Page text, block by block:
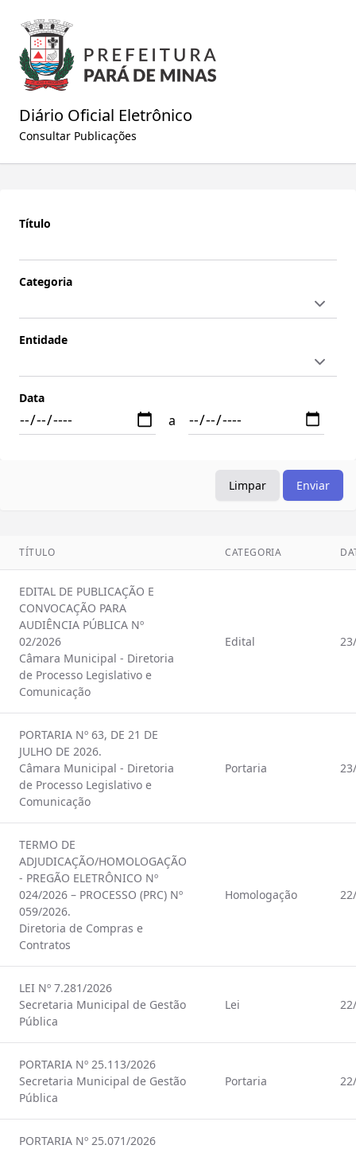
Diário Oficial Eletrônico
Consultar Publicações
Título
Categoria
Entidade
Data
a
Limpar Enviar
TÍTULO CATEGORIA
EDITAL DE PUBLICAÇÃO E
CONVOCAÇÃO PARA
AUDIÊNCIA PÚBLICA Nº
02/2026
Câmara Municipal - Diretoria
de Processo Legislativo e
Comunicação
Edital
PORTARIA Nº 63, DE 21 DE
JULHO DE 2026.
Câmara Municipal - Diretoria
de Processo Legislativo e
Comunicação
Portaria
TERMO DE
ADJUDICAÇÃO/HOMOLOGAÇÃO
- PREGÃO ELETRÔNICO Nº
024/2026 – PROCESSO (PRC) Nº
059/2026.
Diretoria de Compras e
Contratos
Homologação
LEI Nº 7.281/2026
Secretaria Municipal de Gestão
Pública
Lei
PORTARIA Nº 25.113/2026
Secretaria Municipal de Gestão
Pública
Portaria
PORTARIA Nº 25.071/2026